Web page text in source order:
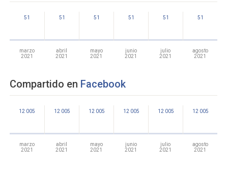
51
marzo
2021
51
abril
2021
51
mayo
2021
51
junio
2021
51
julio
2021
51
agosto
2021
Compartido en Facebook
12 005
marzo
2021
12 005
abril
2021
12 005
mayo
2021
12 005
junio
2021
12 005
julio
2021
12 005
agosto
2021